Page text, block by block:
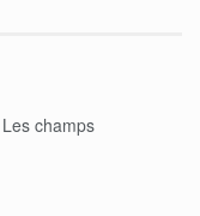
Les champs